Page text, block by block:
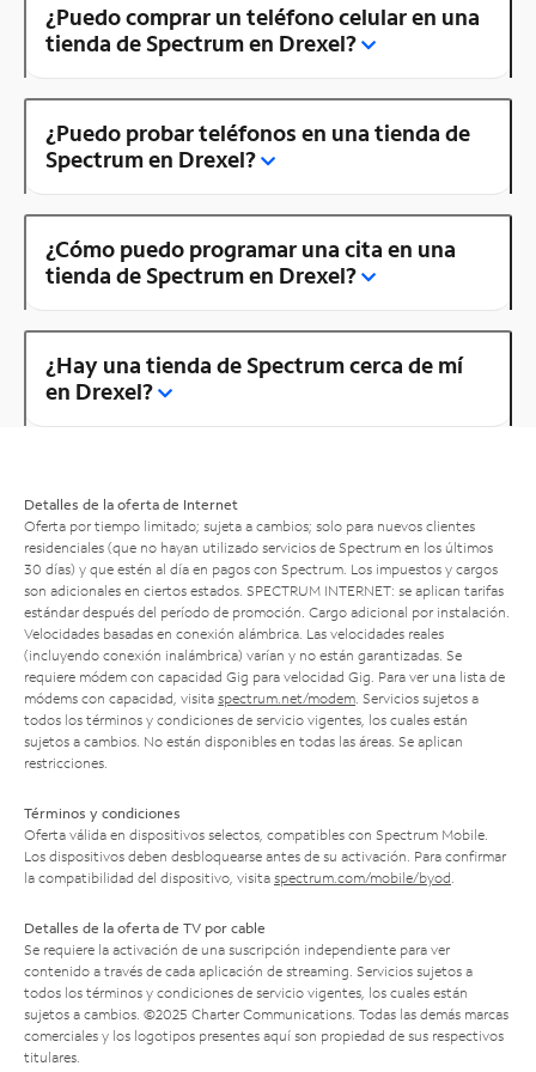
¿Puedo comprar un teléfono celular en una
tienda de Spectrum en Drexel?
¿Puedo probar teléfonos en una tienda de
Spectrum en Drexel?
¿Cómo puedo programar una cita en una
tienda de Spectrum en Drexel?
¿Hay una tienda de Spectrum cerca de mí
en Drexel?
Detalles de la oferta de Internet
Oferta por tiempo limitado; sujeta a cambios; solo para nuevos clientes
residenciales (que no hayan utilizado servicios de Spectrum en los últimos
30 días) y que estén al día en pagos con Spectrum. Los impuestos y cargos
son adicionales en ciertos estados. SPECTRUM INTERNET: se aplican tarifas
estándar después del período de promoción. Cargo adicional por instalación.
Velocidades basadas en conexión alámbrica. Las velocidades reales
(incluyendo conexión inalámbrica) varían y no están garantizadas. Se
requiere módem con capacidad Gig para velocidad Gig. Para ver una lista de
módems con capacidad, visita spectrum.net/modem . Servicios sujetos a
todos los términos y condiciones de servicio vigentes, los cuales están
sujetos a cambios. No están disponibles en todas las áreas. Se aplican
restricciones.
Términos y condiciones
Oferta válida en dispositivos selectos, compatibles con Spectrum Mobile.
Los dispositivos deben desbloquearse antes de su activación. Para confirmar
la compatibilidad del dispositivo, visita spectrum.com/mobile/byod
Detalles de la oferta de TV por cable
Se requiere la activación de una suscripción independiente para ver
contenido a través de cada aplicación de streaming. Servicios sujetos a
todos los términos y condiciones de servicio vigentes, los cuales están
sujetos a cambios. ©2025 Charter Communications. Todas las demás marcas
comerciales y los logotipos presentes aquí son propiedad de sus respectivos
titulares.